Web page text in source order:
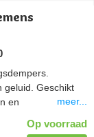
geluid. Geschikt
en
huishoudelijk
meer...
Op voorraad